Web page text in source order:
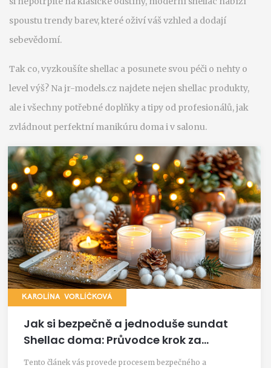
spoustu trendy barev, které oživí váš vzhled a dodají
sebevědomí.
Tak co, vyzkoušíte shellac a posunete svou péči o nehty o
level výš? Na jr-models.cz najdete nejen shellac produkty,
ale i všechny potřebné doplňky a tipy od profesionálů, jak
zvládnout perfektní manikúru doma i v salonu.
KAROLÍNA VORLÍČKOVÁ
Jak si bezpečně a jednoduše sundat
Shellac doma: Průvodce krok za
krokem
Tento článek vás provede procesem bezpečného a